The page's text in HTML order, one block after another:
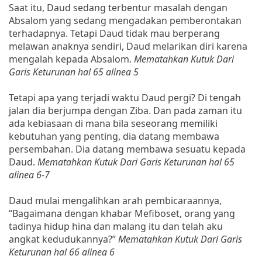
Saat itu, Daud sedang terbentur masalah dengan
Absalom yang sedang mengadakan pemberontakan
terhadapnya. Tetapi Daud tidak mau berperang
melawan anaknya sendiri, Daud melarikan diri karena
mengalah kepada Absalom. Mematahkan Kutuk Dari
Garis Keturunan hal 65 alinea 5
Tetapi apa yang terjadi waktu Daud pergi? Di tengah
jalan dia berjumpa dengan Ziba. Dan pada zaman itu
ada kebiasaan di mana bila seseorang memiliki
kebutuhan yang penting, dia datang membawa
persembahan. Dia datang membawa sesuatu kepada
Daud. Mematahkan Kutuk Dari Garis Keturunan hal 65
alinea 6-7
Daud mulai mengalihkan arah pembicaraannya,
“Bagaimana dengan khabar Mefiboset, orang yang
tadinya hidup hina dan malang itu dan telah aku
angkat kedudukannya?’’Mematahkan Kutuk Dari Garis
Keturunan hal 66 alinea 6